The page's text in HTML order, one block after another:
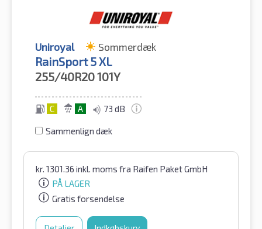
Uniroyal Sommerdæk
RainSport 5 XL
255/40R20101Y
C A 73 dB
Sammenlign dæk
kr. 1301.36 inkl. moms fra Raifen Paket GmbH
PÅ LAGER
Gratis forsendelse